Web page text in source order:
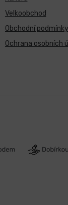
Velkoobchod
Obchodní podmínky
Ochrana osobních